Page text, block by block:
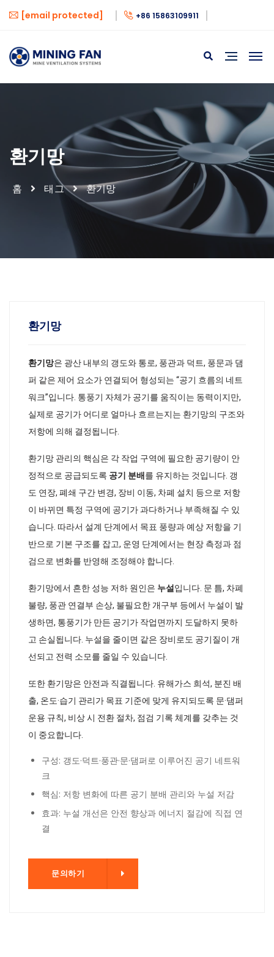
[email protected] +86 15863109911
환기망
홈 태그 환기망
환기망
환기망은 광산 내부의 갱도와 통로, 풍관과 덕트, 풍문과 댐
퍼 같은 제어 요소가 연결되어 형성되는 “공기 흐름의 네트
워크”입니다. 통풍기 자체가 공기를 움직이는 동력이지만,
실제로 공기가 어디로 얼마나 흐르는지는 환기망의 구조와
저항에 의해 결정됩니다.
환기망 관리의 핵심은 각 작업 구역에 필요한 공기량이 안
정적으로 공급되도록 공기 분배 를 유지하는 것입니다. 갱
도 연장, 폐쇄 구간 변경, 장비 이동, 차폐 설치 등으로 저항
이 바뀌면 특정 구역에 공기가 과다하거나 부족해질 수 있
습니다. 따라서 설계 단계에서 목표 풍량과 예상 저항을 기
반으로 기본 구조를 잡고, 운영 단계에서는 현장 측정과 점
검으로 변화를 반영해 조정해야 합니다.
환기망에서 흔한 성능 저하 원인은 누설 입니다. 문 틈, 차폐
불량, 풍관 연결부 손상, 불필요한 개구부 등에서 누설이 발
생하면, 통풍기가 만든 공기가 작업면까지 도달하지 못하
고 손실됩니다. 누설을 줄이면 같은 장비로도 공기질이 개
선되고 전력 소모를 줄일 수 있습니다.
또한 환기망은 안전과 직결됩니다. 유해가스 희석, 분진 배
출, 온도·습기 관리가 목표 기준에 맞게 유지되도록 문·댐퍼
운용 규칙, 비상 시 전환 절차, 점검 기록 체계를 갖추는 것
이 중요합니다.
구성: 갱도·덕트·풍관·문·댐퍼로 이루어진 공기 네트워
크
핵심: 저항 변화에 따른 공기 분배 관리와 누설 저감
효과: 누설 개선은 안전 향상과 에너지 절감에 직접 연
결
문의하기